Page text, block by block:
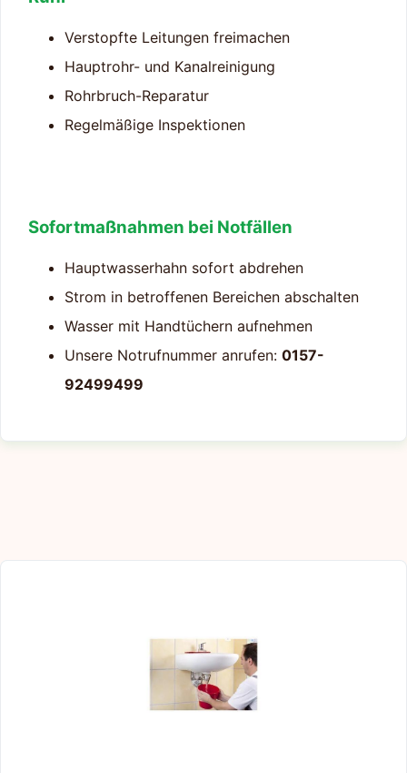
Verstopfte Leitungen freimachen
Hauptrohr- und Kanalreinigung
Rohrbruch-Reparatur
Regelmäßige Inspektionen
Sofortmaßnahmen bei Notfällen
Hauptwasserhahn sofort abdrehen
Strom in betroffenen Bereichen abschalten
Wasser mit Handtüchern aufnehmen
Unsere Notrufnummer anrufen: 0157-
92499499